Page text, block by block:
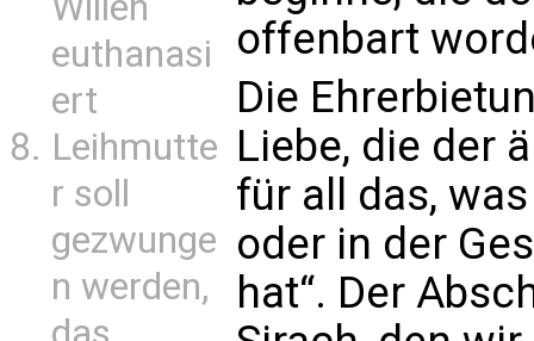
euthanasi
ert
Leihmutte
r soll
gezwunge
n werden,
offenbart
Die
Liebe, die der
für all das,
oder in der
hat“. Der